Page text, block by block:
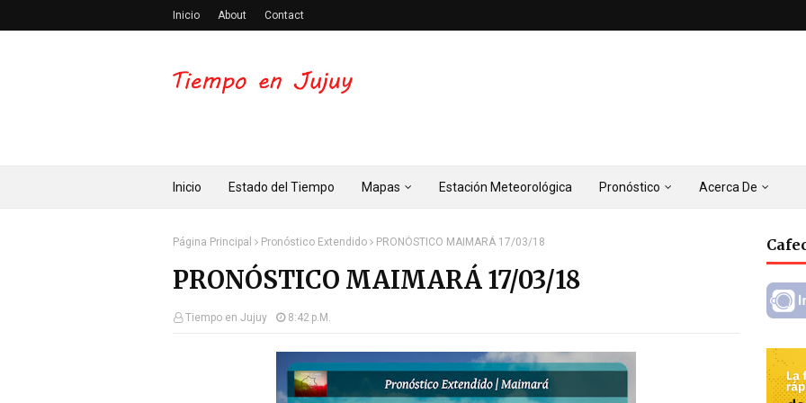
Inicio About Contact
Inicio Estado del Tiempo Mapas Estación Meteorológica Pronóstico Acerca De
Página Principal Pronóstico Extendido PRONÓSTICO MAIMARÁ 17/03/18
PRONÓSTICO MAIMARÁ 17/03/18
Tiempo en Jujuy 8:42 P.m.